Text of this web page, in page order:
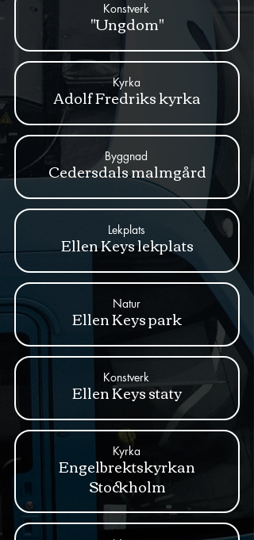
"Ungdom"
Konstverk
Adolf Fredriks kyrka
Kyrka
Cedersdals malmgård
Byggnad
Ellen Keys lekplats
Lekplats
Ellen Keys park
Natur
Ellen Keys staty
Konstverk
Engelbrektskyrkan
Stockholm
Kyrka